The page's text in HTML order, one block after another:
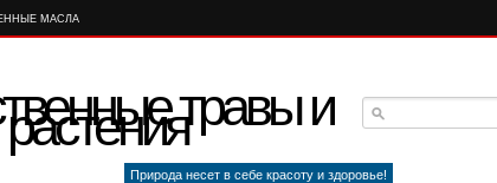
МАСЛА
травы и
растения
Природа несет в себе красоту и здоровье!